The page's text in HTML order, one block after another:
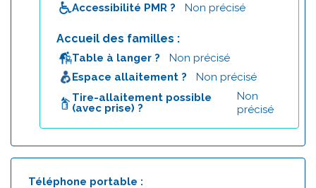
Accessibilité PMR ? Non précisé
Accueil des familles :
Table à langer ? Non précisé
Espace allaitement ? Non précisé
Tire-allaitement possible
(avec prise) ?
Non
précisé
Téléphone portable :